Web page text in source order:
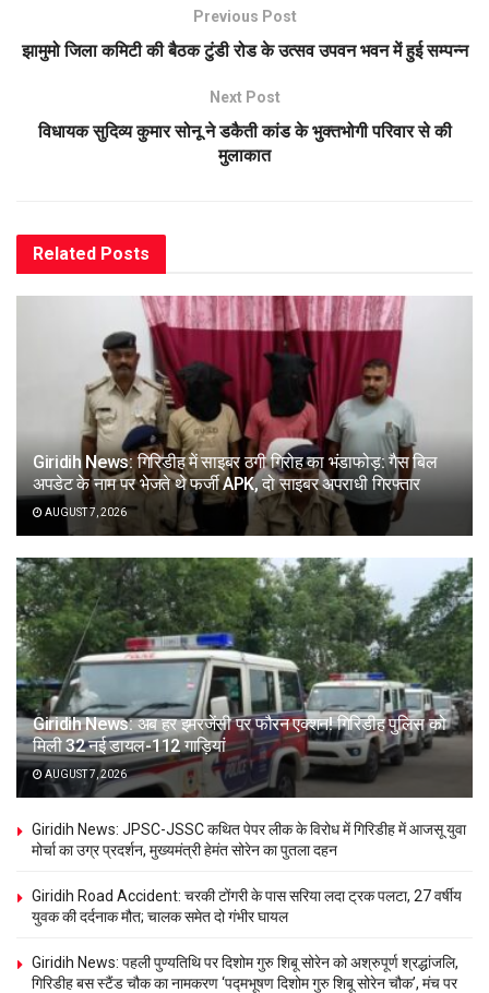
Previous Post
झामुमो जिला कमिटी की बैठक टुंडी रोड के उत्सव उपवन भवन में हुई सम्पन्न
Next Post
विधायक सुदिव्य कुमार सोनू ने डकैती कांड के भुक्तभोगी परिवार से की
मुलाकात
Related Posts
Giridih News: गिरिडीह में साइबर ठगी गिरोह का भंडाफोड़: गैस बिल
अपडेट के नाम पर भेजते थे फर्जी APK, दो साइबर अपराधी गिरफ्तार
AUGUST 7, 2026
Giridih News: अब हर इमरजेंसी पर फौरन एक्शन! गिरिडीह पुलिस को
मिली 32 नई डायल-112 गाड़ियां
AUGUST 7, 2026
Giridih News: JPSC-JSSC कथित पेपर लीक के विरोध में गिरिडीह में आजसू युवा
मोर्चा का उग्र प्रदर्शन, मुख्यमंत्री हेमंत सोरेन का पुतला दहन
Giridih Road Accident: चरकी टोंगरी के पास सरिया लदा ट्रक पलटा, 27 वर्षीय
युवक की दर्दनाक मौत; चालक समेत दो गंभीर घायल
Giridih News: पहली पुण्यतिथि पर दिशोम गुरु शिबू सोरेन को अश्रुपूर्ण श्रद्धांजलि,
गिरिडीह बस स्टैंड चौक का नामकरण ‘पद्मभूषण दिशोम गुरु शिबू सोरेन चौक’, मंच पर